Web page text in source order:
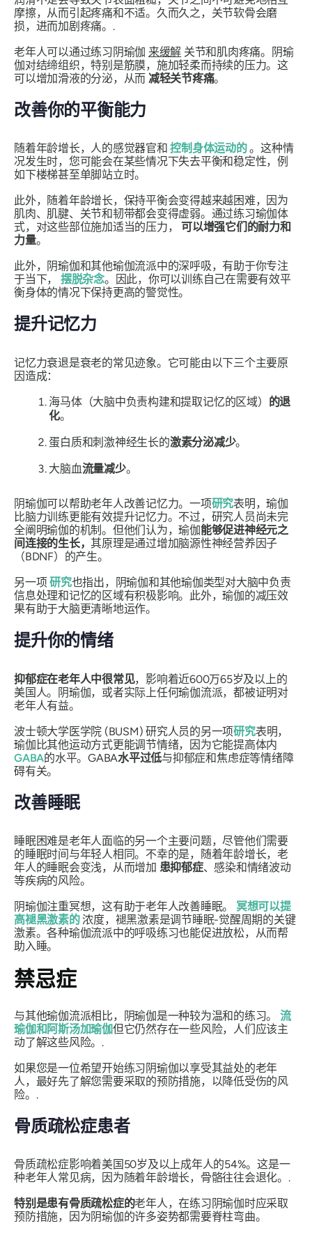
摩擦，从而引起疼痛和不适。久而久之，关节软骨会磨
损，进而加剧疼痛。.
老年人可以通过练习阴瑜伽 来缓解 关节和肌肉疼痛。阴瑜
伽对结缔组织，特别是筋膜，施加轻柔而持续的压力。这
可以增加滑液的分泌，从而 减轻关节疼痛。
改善你的平衡能力
随着年龄增长，人的感觉器官和控制身体运动的。这种情
况发生时，您可能会在某些情况下失去平衡和稳定性，例
如下楼梯甚至单脚站立时。
此外，随着年龄增长，保持平衡会变得越来越困难，因为
肌肉、肌腱、关节和韧带都会变得虚弱。通过练习瑜伽体
式，对这些部位施加适当的压力， 可以增强它们的耐力和
力量。
此外，阴瑜伽和其他瑜伽流派中的深呼吸，有助于你专注
于当下， 摆脱杂念。因此，你可以训练自己在需要有效平
衡身体的情况下保持更高的警觉性。
提升记忆力
记忆力衰退是衰老的常见迹象。它可能由以下三个主要原
因造成：
海马体（大脑中负责构建和提取记忆的区域） 的退
化。
蛋白质和刺激神经生长的激素分泌减少。
大脑血流量减少。
阴瑜伽可以帮助老年人改善记忆力。一项研究表明，瑜伽
比脑力训练更能有效提升记忆力。不过，研究人员尚未完
全阐明瑜伽的机制。但他们认为，瑜伽能够促进神经元之
间连接的生长，其原理是通过增加脑源性神经营养因子
（BDNF）的产生。
另一项研究也指出，阴瑜伽和其他瑜伽类型对大脑中负责
信息处理和记忆的区域有积极影响。此外，瑜伽的减压效
果有助于大脑更清晰地运作。
提升你的情绪
抑郁症在老年人中很常见，影响着近600万65岁及以上的
美国人。阴瑜伽，或者实际上任何瑜伽流派，都被证明对
老年人有益。
波士顿大学医学院 (BUSM) 研究人员的另一项研究表明，
瑜伽比其他运动方式更能调节情绪，因为它能提高体内
GABA的水平。GABA水平过低与抑郁症和焦虑症等情绪障
碍有关。
改善睡眠
睡眠困难是老年人面临的另一个主要问题，尽管他们需要
的睡眠时间与年轻人相同。不幸的是，随着年龄增长，老
年人的睡眠会变浅，从而增加 患抑郁症、感染和情绪波动
等疾病的风险。
阴瑜伽注重冥想，这有助于老年人改善睡眠。 冥想可以提
高褪黑激素的浓度，褪黑激素是调节睡眠-觉醒周期的关键
激素。各种瑜伽流派中的呼吸练习也能促进放松，从而帮
助入睡。
禁忌症
与其他瑜伽流派相比，阴瑜伽是一种较为温和的练习。 流
瑜伽和阿斯汤加瑜伽但它仍然存在一些风险，人们应该主
动了解这些风险。.
如果您是一位希望开始练习阴瑜伽以享受其益处的老年
人，最好先了解您需要采取的预防措施，以降低受伤的风
险。.
骨质疏松症患者
骨质疏松症影响着美国50岁及以上成年人的54%。这是一
种老年人常见病，因为随着年龄增长，骨骼往往会退化。.
特别是患有骨质疏松症的老年人，在练习阴瑜伽时应采取
预防措施，因为阴瑜伽的许多姿势都需要脊柱弯曲。